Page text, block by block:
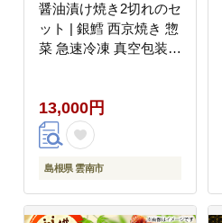
醤油漬け焼き2切れのセ
ット | 銀鱈 西京焼き 惣
菜 急速冷凍 真空包装
13,000円
島根県 雲南市